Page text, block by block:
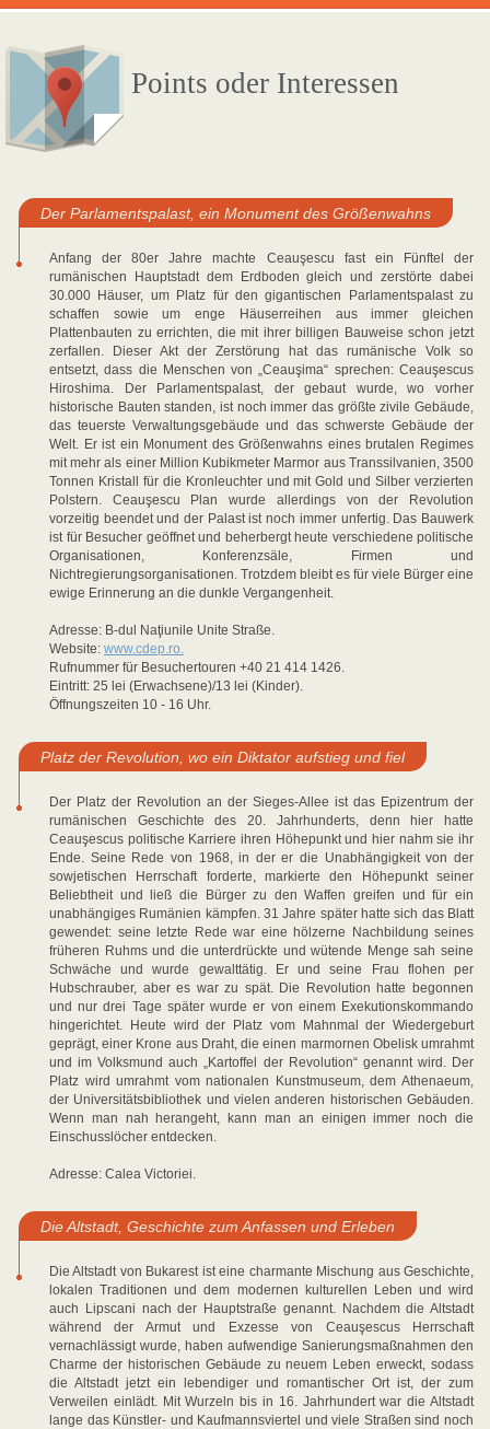
Points oder Interessen
Der Parlamentspalast, ein Monument des Größenwahns
Anfang der 80er Jahre machte Ceauşescu fast ein Fünftel der
rumänischen Hauptstadt dem Erdboden gleich und zerstörte dabei
30.000 Häuser, um Platz für den gigantischen Parlamentspalast zu
schaffen sowie um enge Häuserreihen aus immer gleichen
Plattenbauten zu errichten, die mit ihrer billigen Bauweise schon jetzt
zerfallen. Dieser Akt der Zerstörung hat das rumänische Volk so
entsetzt, dass die Menschen von „Ceauşima“ sprechen: Ceauşescus
Hiroshima. Der Parlamentspalast, der gebaut wurde, wo vorher
historische Bauten standen, ist noch immer das größte zivile Gebäude,
das teuerste Verwaltungsgebäude und das schwerste Gebäude der
Welt. Er ist ein Monument des Größenwahns eines brutalen Regimes
mit mehr als einer Million Kubikmeter Marmor aus Transsilvanien, 3500
Tonnen Kristall für die Kronleuchter und mit Gold und Silber verzierten
Polstern. Ceauşescu Plan wurde allerdings von der Revolution
vorzeitig beendet und der Palast ist noch immer unfertig. Das Bauwerk
ist für Besucher geöffnet und beherbergt heute verschiedene politische
Organisationen, Konferenzsäle, Firmen und
Nichtregierungsorganisationen. Trotzdem bleibt es für viele Bürger eine
ewige Erinnerung an die dunkle Vergangenheit.
Adresse: B-dul Naţiunile Unite Straße.
Website: www.cdep.ro.
Rufnummer für Besuchertouren +40 21 414 1426.
Eintritt: 25 lei (Erwachsene)/13 lei (Kinder).
Öffnungszeiten 10 - 16 Uhr.
Platz der Revolution, wo ein Diktator aufstieg und fiel
Der Platz der Revolution an der Sieges-Allee ist das Epizentrum der
rumänischen Geschichte des 20. Jahrhunderts, denn hier hatte
Ceauşescus politische Karriere ihren Höhepunkt und hier nahm sie ihr
Ende. Seine Rede von 1968, in der er die Unabhängigkeit von der
sowjetischen Herrschaft forderte, markierte den Höhepunkt seiner
Beliebtheit und ließ die Bürger zu den Waffen greifen und für ein
unabhängiges Rumänien kämpfen. 31 Jahre später hatte sich das Blatt
gewendet: seine letzte Rede war eine hölzerne Nachbildung seines
früheren Ruhms und die unterdrückte und wütende Menge sah seine
Schwäche und wurde gewalttätig. Er und seine Frau flohen per
Hubschrauber, aber es war zu spät. Die Revolution hatte begonnen
und nur drei Tage später wurde er von einem Exekutionskommando
hingerichtet. Heute wird der Platz vom Mahnmal der Wiedergeburt
geprägt, einer Krone aus Draht, die einen marmornen Obelisk umrahmt
und im Volksmund auch „Kartoffel der Revolution“ genannt wird. Der
Platz wird umrahmt vom nationalen Kunstmuseum, dem Athenaeum,
der Universitätsbibliothek und vielen anderen historischen Gebäuden.
Wenn man nah herangeht, kann man an einigen immer noch die
Einschusslöcher entdecken.
Adresse: Calea Victoriei.
Die Altstadt, Geschichte zum Anfassen und Erleben
Die Altstadt von Bukarest ist eine charmante Mischung aus Geschichte,
lokalen Traditionen und dem modernen kulturellen Leben und wird
auch Lipscani nach der Hauptstraße genannt. Nachdem die Altstadt
während der Armut und Exzesse von Ceauşescus Herrschaft
vernachlässigt wurde, haben aufwendige Sanierungsmaßnahmen den
Charme der historischen Gebäude zu neuem Leben erweckt, sodass
die Altstadt jetzt ein lebendiger und romantischer Ort ist, der zum
Verweilen einlädt. Mit Wurzeln bis in 16. Jahrhundert war die Altstadt
lange das Künstler- und Kaufmannsviertel und viele Straßen sind noch